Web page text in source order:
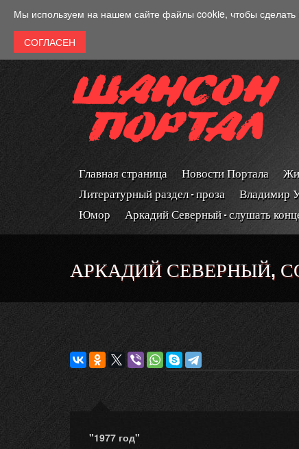
Мы используем на нашем сайте файлы cookie, чтобы
Главная страница Новости Портала
Литературный раздел - проза
Владимир
Юмор
Аркадий Северный - слушать
АРКАДИЙ СЕВЕРНЫЙ,
"1977 год"